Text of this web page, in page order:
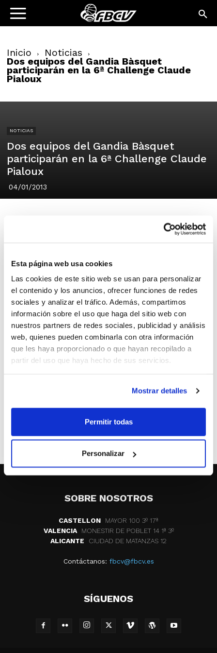
Esta página web usa cookies
Las cookies de este sitio web se usan para personalizar
el contenido y los anuncios, ofrecer funciones de redes
sociales y analizar el tráfico. Además, compartimos
información sobre el uso que haga del sitio web con
nuestros partners de redes sociales, publicidad y análisis
web, quienes pueden combinarla con otra información
que les haya proporcionado o que hayan recopilado a
partir del uso que haya hecho de sus servicios.
Mostrar detalles
Permitir todas
Personalizar
Inicio Noticias
Dos equipos del Gandia Bàsquet
participarán en la 6ª Challenge Claude
Pialoux
NOTICIAS
Dos equipos del Gandia Bàsquet
participarán en la 6ª Challenge Claude
Pialoux
04/01/2013
participará en la Challenge Claude Pialoux, un Torneo
de Chanalièrea (Auvèrnia).
El equipo Junior del Club fue el vencedor en las dos
ediciones anteriores, en las que además los jugadores
Carlos GilyLluís Alandetefueron MVP del Torneo.
Este año, el evento se celebra los días 4 y
5 de enero, y el Gandia Bàsquet desplaza
clubes gandia basquet
6ª Challenge Claude Pialoux
SOBRE NOSOTROS
CASTELLON
MAYOR 100 3º 17ª
VALENCIA
MONESTIR DE POBLET 14 1ª 3º
ALICANTE
CIUDAD DE MATANZAS 12
Contáctanos: fbcv@fbcv.es
SÍGUENOS